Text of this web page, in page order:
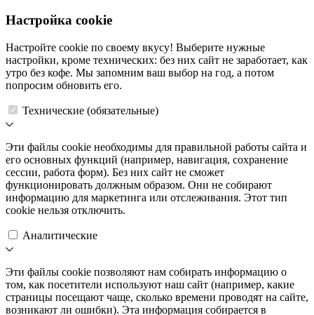
Настройка cookie
Настройте cookie по своему вкусу! Выберите нужные
настройки, кроме технических: без них сайт не заработает, как
утро без кофе. Мы запомним ваш выбор на год, а потом
попросим обновить его.
Технические (обязательные)
Эти файлы cookie необходимы для правильной работы сайта и
его основных функций (например, навигация, сохранение
сессии, работа форм). Без них сайт не сможет
функционировать должным образом. Они не собирают
информацию для маркетинга или отслеживания. Этот тип
cookie нельзя отключить.
Аналитические
Эти файлы cookie позволяют нам собирать информацию о
том, как посетители используют наш сайт (например, какие
страницы посещают чаще, сколько времени проводят на сайте,
возникают ли ошибки). Эта информация собирается в